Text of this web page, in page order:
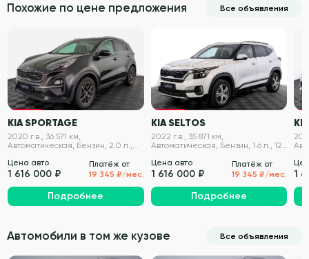
Похожие по цене предложения Все объявления
VIN проверен
KIA SPORTAGE
2020 г.в., 36 571 км,
Автоматическая, Бензин, 2.0 л.,
Цена авто
1 616 000 ₽
Платёж от
19 345 ₽/мес.
Подробнее
VIN проверен
KIA SELTOS
2022 г.в., 35 871 км,
Автоматическая, Бензин, 1.6 л., 121
Цена авто
1 616 000 ₽
Платёж от
19 345 ₽/мес.
Подробнее
1
Автомобили в том же кузове Все объявления